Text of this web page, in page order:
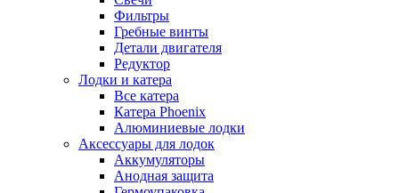
Фильтры
Гребные винты
Детали двигателя
Редуктор
Лодки и катера
Все катера
Катера Phoenix
Алюминиевые лодки
Аксессуары для лодок
Аккумуляторы
Анодная защита